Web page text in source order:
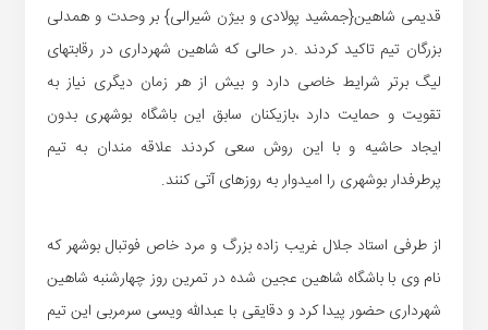
قدیمی شاهین{جمشید پولادی و بیژن شیرالی} بر وحدت و همدلی
بزرگان تیم تاکید کردند .در حالی که شاهین شهرداری در رقابتهای
لیگ برتر شرایط خاصی دارد و بیش از هر زمان دیگری نیاز به
تقویت و حمایت دارد ،بازیکنان سابق این باشگاه بوشهری بدون
ایجاد حاشیه و با این روش سعی کردند علاقه مندان به تیم
پرطرفدار بوشهری را امیدوار به روزهای آتی کنند.
از طرفی استاد جلال غریب زاده بزرگ و مرد خاص فوتبال بوشهر که
نام وی با باشگاه شاهین عجین شده در تمرین روز چهارشنبه شاهین
شهرداری حضور پیدا کرد و دقایقی با عبدالله ویسی سرمربی این تیم